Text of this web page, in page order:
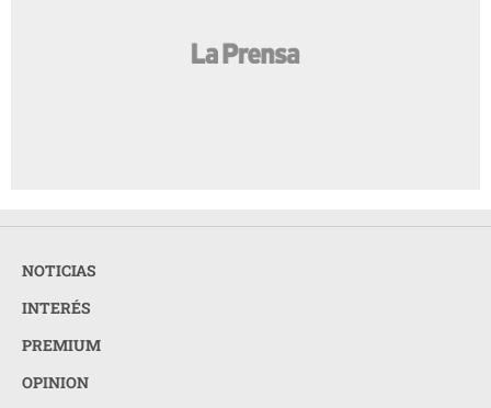
NOTICIAS
INTERÉS
PREMIUM
OPINION